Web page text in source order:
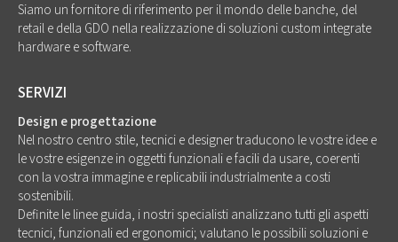
Siamo un fornitore di riferimento per il mondo delle banche, del
retail e della GDO nella realizzazione di soluzioni custom integrate
hardware e software.
SERVIZI
Design e progettazione
Nel nostro centro stile, tecnici e designer traducono le vostre idee e
le vostre esigenze in oggetti funzionali e facili da usare, coerenti
con la vostra immagine e replicabili industrialmente a costi
sostenibili.
Definite le linee guida, i nostri specialisti analizzano tutti gli aspetti
tecnici, funzionali ed ergonomici; valutano le possibili soluzioni e